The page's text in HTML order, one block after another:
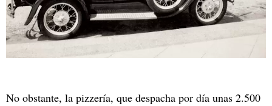
No obstante, la pizzería, que despacha por día unas 2.500